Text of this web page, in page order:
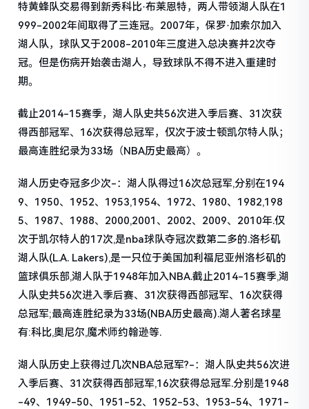
特黄蜂队交易得到新秀科比·布莱恩特，两人带领湖人队在1
999-2002年间取得了三连冠。2007年，保罗·加索尔加入
湖人队，球队又于2008-2010年三度进入总决赛并2次夺
冠。但是伤病开始袭击湖人，导致球队不得不进入重建时
期。
截止2014-15赛季，湖人队史共56次进入季后赛、31次获
得西部冠军、16次获得总冠军，仅次于波士顿凯尔特人队；
最高连胜纪录为33场（NBA历史最高）。
湖人历史夺冠多少次-：湖人队得过16次总冠军,分别在194
9、1950、1952、1953,1954、1972、1980、1982,198
5、1987、1988、2000,2001、2002、2009、2010年.仅
次于凯尔特人的17次,是nba球队夺冠次数第二多的.洛杉矶
湖人队(L.A. Lakers),是一只位于美国加利福尼亚州洛杉矶的
篮球俱乐部,湖人队于1948年加入NBA.截止2014-15赛季,湖
人队史共56次进入季后赛、31次获得西部冠军、16次获得
总冠军;最高连胜纪录为33场(NBA历史最高).湖人著名球星
有:科比,奥尼尔,魔术师约翰逊等.
湖人队历史上获得过几次NBA总冠军?-：湖人队史共56次进
入季后赛、31次获得西部冠军,16次获得总冠军.分别是1948
-49、1949-50、1951-52、1952-53、1953-54、1971-